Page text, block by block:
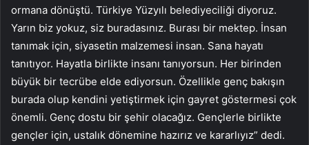
ormana dönüştü. Türkiye Yüzyılı belediyeciliği diyoruz.
Yarın biz yokuz, siz buradasınız. Burası bir mektep. İnsan
tanımak için, siyasetin malzemesi insan. Sana hayatı
tanıtıyor. Hayatla birlikte insanı tanıyorsun. Her birinden
büyük bir tecrübe elde ediyorsun. Özellikle genç bakışın
burada olup kendini yetiştirmek için gayret göstermesi çok
önemli. Genç dostu bir şehir olacağız. Gençlerle birlikte
gençler için, ustalık dönemine hazırız ve kararlıyız” dedi.